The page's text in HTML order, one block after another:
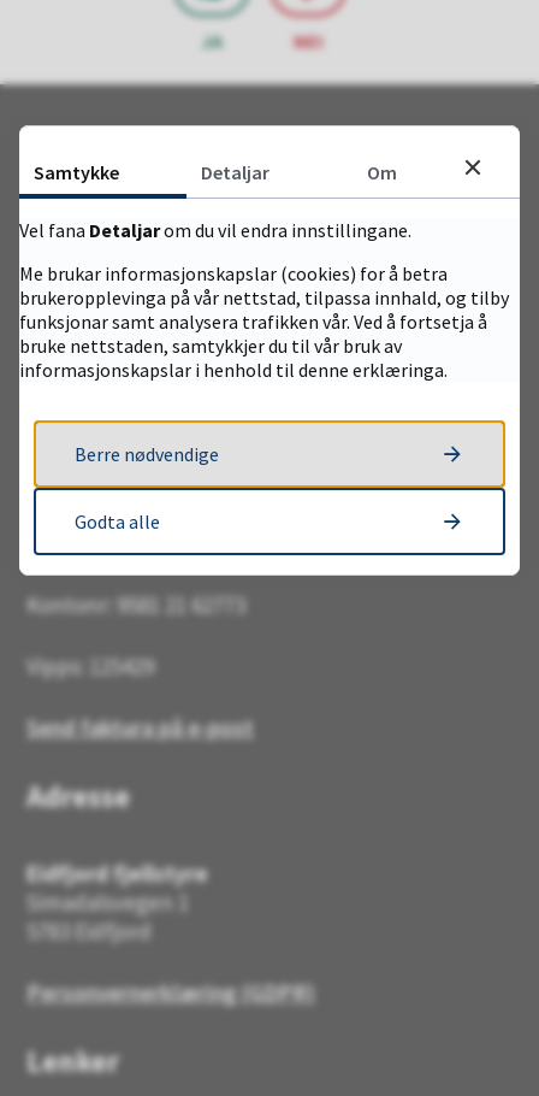
JA NEI
Kontakt
Send e-post
Sentralbord: +47 53 67 35 00
Opningstid kvardagar:
Fakturainformasjon
Kontonr: 9581 21 62773
Vipps: 125429
Send faktura på e-post
Adresse
Eidfjord fjellstyre
Simadalsvegen 1
5783 Eidfjord
Personvernerklæring (GDPR)
Lenker
Samtykke Detaljar Om
Vel fana Detaljarom du vil endra innstillingane.
Me brukar informasjonskapslar (cookies) for å betra
brukeropplevinga på vår nettstad, tilpassa innhald, og tilby
funksjonar samt analysera trafikken vår. Ved å fortsetja å
bruke nettstaden, samtykkjer du til vår bruk av
informasjonskapslar i henhold til denne erklæringa.
Berre nødvendige
Godta alle